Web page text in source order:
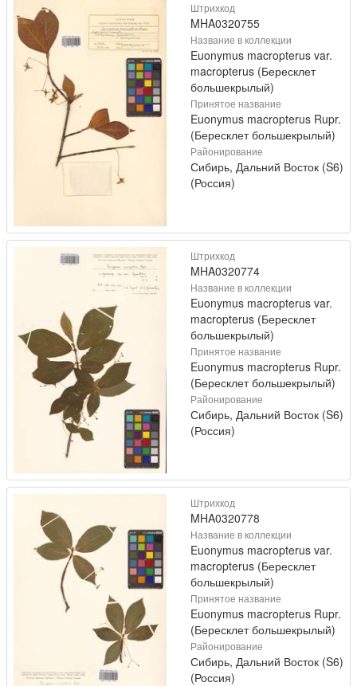
Штрихкод
MHA0320755
Название в коллекции
Euonymus macropterus var.
macropterus (Бересклет
большекрылый)
Принятое название
Euonymus macropterus Rupr.
(Бересклет большекрылый)
Районирование
Сибирь, Дальний Восток (S6)
(Россия)
Штрихкод
MHA0320774
Название в коллекции
Euonymus macropterus var.
macropterus (Бересклет
большекрылый)
Принятое название
Euonymus macropterus Rupr.
(Бересклет большекрылый)
Районирование
Сибирь, Дальний Восток (S6)
(Россия)
Штрихкод
MHA0320778
Название в коллекции
Euonymus macropterus var.
macropterus (Бересклет
большекрылый)
Принятое название
Euonymus macropterus Rupr.
(Бересклет большекрылый)
Районирование
Сибирь, Дальний Восток (S6)
(Россия)